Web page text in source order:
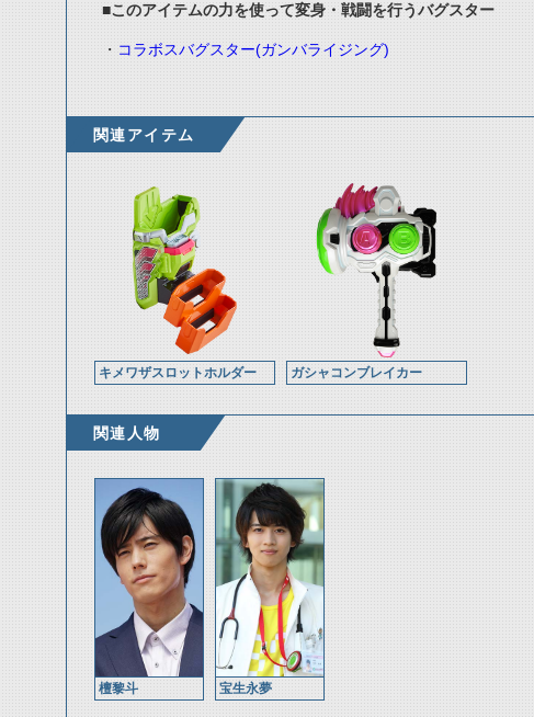
■このアイテムの力を使って変身・戦闘を行うバグスター
・ コラボスバグスター(ガンバライジング)
関連アイテム
キメワザスロットホルダー ガシャコンブレイカー
関連人物
檀黎斗 宝生永夢